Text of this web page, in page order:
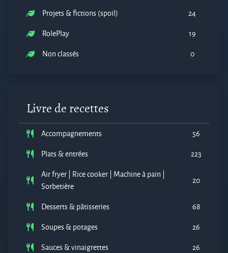
Projets & fictions (spoil)
24
RolePlay
19
Non classés
0
Livre de recettes
Accompagnements
56
Plats & entrées
223
Air fryer | Rice cooker | Machine à pain |
Sorbetière
20
Desserts & pâtisseries
68
Soupes & potages
26
Sauces & vinaigrettes
26